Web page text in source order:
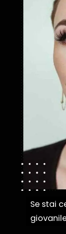
Se stai
Se stai